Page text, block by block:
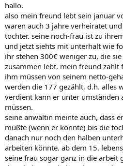
hallo.
also mein freund lebt sein januar
waren auch 3 jahre verheiratet
tochter. seine noch-frau ist zu
und jetzt siehts mit unterhalt wie
ihr stehen 300€ weniger zu, die
zusammen lebt. mein freund
ihm müssen von seinem netto-
werden die 177 gezählt, d.h. alles
verdient kann er unter umständen
müssen.
seine anwältin meinte auch, dass
müßte (wenn er könnte) bis die
danach nur noch den halben
arbeiten könnte. ab dem 15.
seine frau sogar ganz in die arbeit